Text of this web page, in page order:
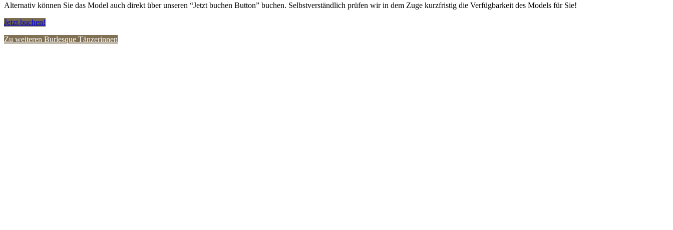
Alternativ können Sie das Model auch direkt über unseren “Jetzt buchen Button” buchen. Selbstverständlich prüfen wir in dem Zuge kurzfristig die Verfügbarkeit des Models für Sie!
Jetzt buchen!
Zu weiteren Burlesque Tänzerinnen